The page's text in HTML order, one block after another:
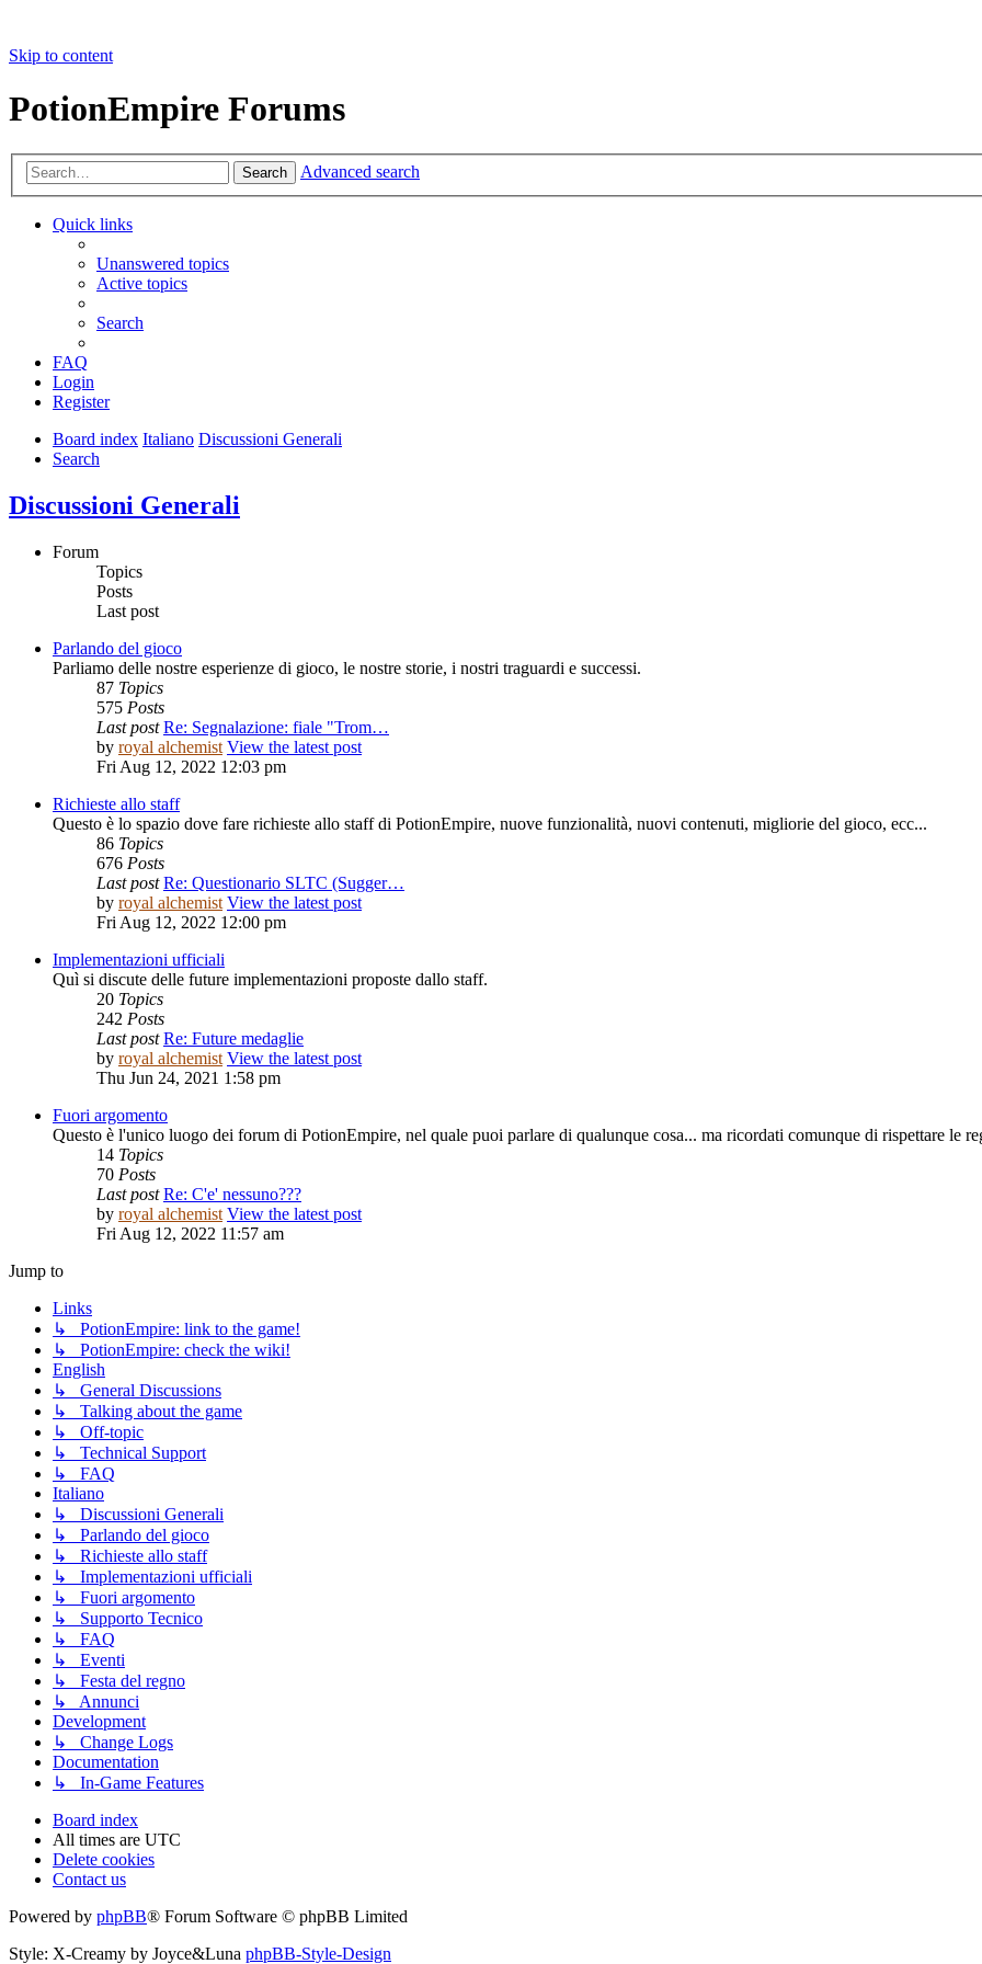
Skip to content
PotionEmpire Forums
Search Advanced search
Quick links
Unanswered topics
Active topics
Search
FAQ
Login
Register
Board index Italiano Discussioni Generali
Search
Discussioni Generali
Forum
Topics
Posts
Last post
Parlando del gioco
Parliamo delle nostre esperienze di gioco, le nostre storie, i nostri traguardi e successi.
87 Topics
575 Posts
Last post Re: Segnalazione: fiale "Trom…
by royal alchemist View the latest post
Fri Aug 12, 2022 12:03 pm
Richieste allo staff
Questo è lo spazio dove fare richieste allo staff di PotionEmpire, nuove funzionalità, nuovi contenuti, migliorie del gioco, ecc...
86 Topics
676 Posts
Last post Re: Questionario SLTC (Sugger…
by royal alchemist View the latest post
Fri Aug 12, 2022 12:00 pm
Implementazioni ufficiali
Quì si discute delle future implementazioni proposte dallo staff.
20 Topics
242 Posts
Last post Re: Future medaglie
by royal alchemist View the latest post
Thu Jun 24, 2021 1:58 pm
Fuori argomento
Questo è l'unico luogo dei forum di PotionEmpire, nel quale puoi parlare di qualunque cosa... ma ricordati comunque di rispettare le
14 Topics
70 Posts
Last post Re: C'e' nessuno???
by royal alchemist View the latest post
Fri Aug 12, 2022 11:57 am
Jump to
Links
↳ PotionEmpire: link to the game!
↳ PotionEmpire: check the wiki!
English
↳ General Discussions
↳ Talking about the game
↳ Off-topic
↳ Technical Support
↳ FAQ
Italiano
↳ Discussioni Generali
↳ Parlando del gioco
↳ Richieste allo staff
↳ Implementazioni ufficiali
↳ Fuori argomento
↳ Supporto Tecnico
↳ FAQ
↳ Eventi
↳ Festa del regno
↳ Annunci
Development
↳ Change Logs
Documentation
↳ In-Game Features
Board index
All times are UTC
Delete cookies
Contact us
Powered by phpBB® Forum Software © phpBB Limited
Style: X-Creamy by Joyce&Luna phpBB-Style-Design